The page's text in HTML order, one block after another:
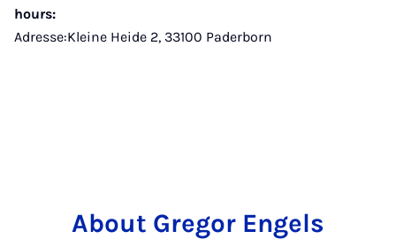
hours:
Adresse:Kleine Heide 2, 33100 Paderborn
About Gregor Engels